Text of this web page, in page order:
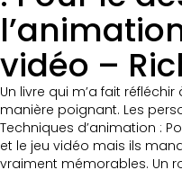
vidéo –
Un livre qui m’a fait
manière poignant. Les
Techniques d’animation :
et le jeu vidéo mais ils
vraiment mémorables. Un